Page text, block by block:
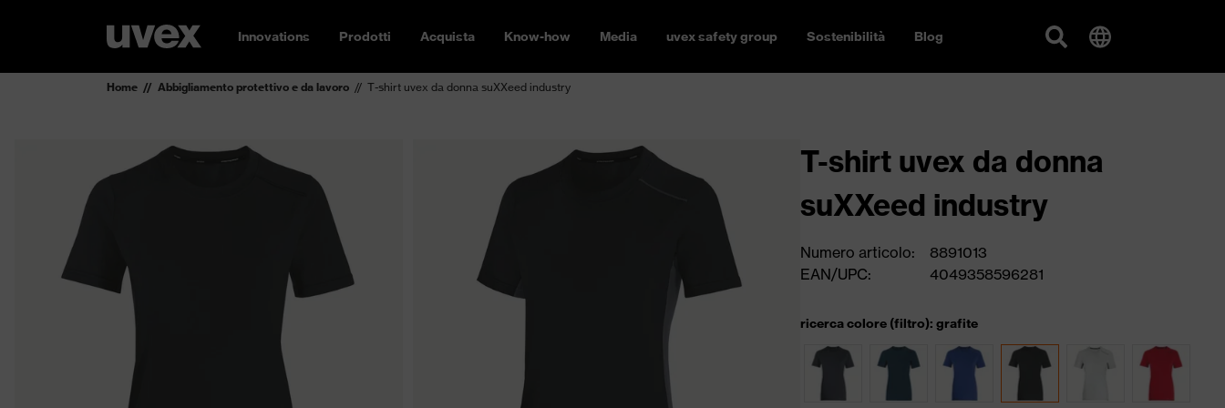
Innovations Prodotti Acquista Know-how Media uvex safety group Sostenibilità Blog
Home Abbigliamento protettivo e da lavoro T-shirt uvex da donna suXXeed industry
T-shirt uvex da donna
suXXeed industry
Numero articolo:
8891013
EAN/UPC:
4049358596281
ricerca colore (filtro): grafite